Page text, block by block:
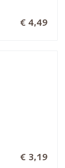
€ 4,49
€ 3,19